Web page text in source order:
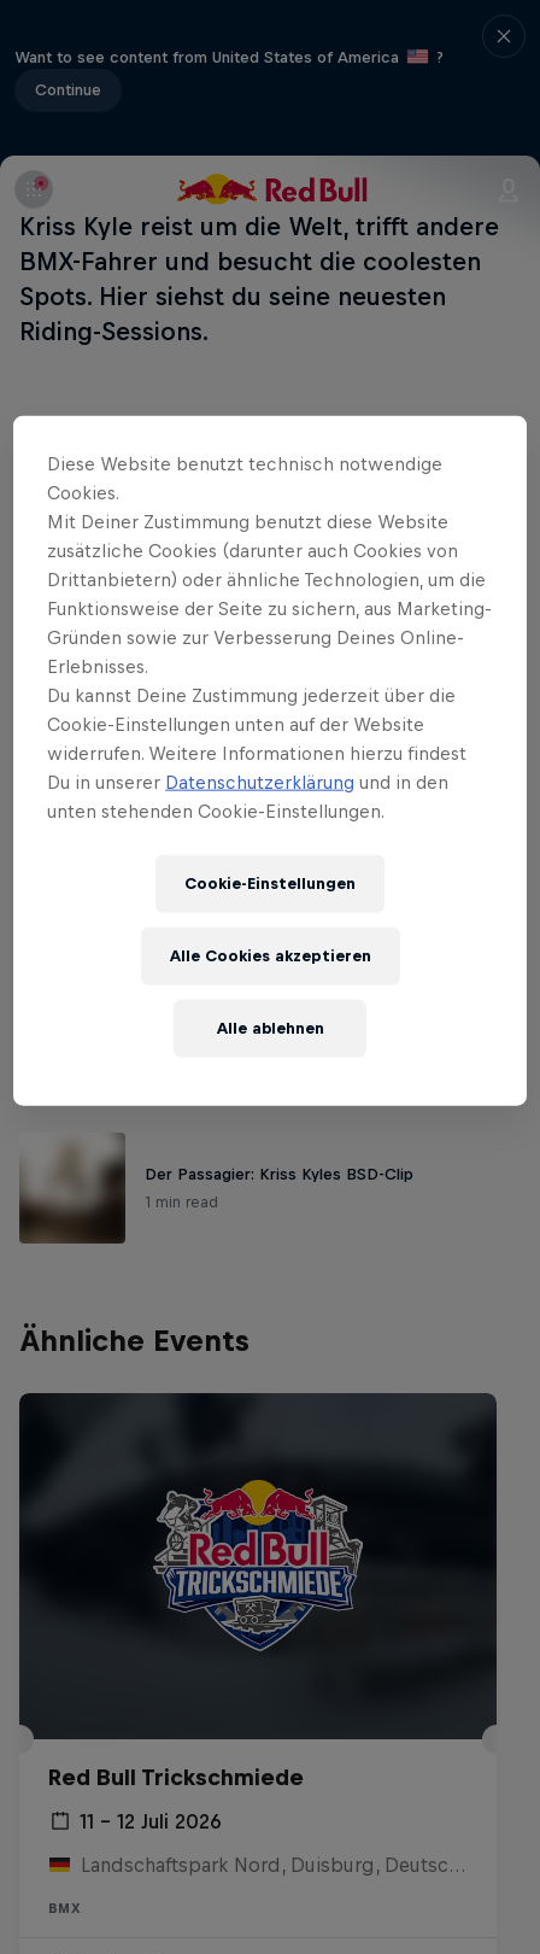
Want to see content from United States of America
?
Continue
Kriss Kyle reist um die Welt, trifft andere
BMX-Fahrer und besucht die coolesten
Spots. Hier siehst du seine neuesten
Riding-Sessions.
Kriss Kyle Riding Shotgun:
Der Passagier: Kriss Kyles BSD-Clip
1 min read
Ähnliche Events
Red Bull Trickschmiede
11 – 12 Juli 2026
BMX
Diese Website benutzt technisch notwendige
Cookies.
Mit Deiner Zustimmung benutzt diese Website
zusätzliche Cookies (darunter auch Cookies von
Drittanbietern) oder ähnliche Technologien, um die
Funktionsweise der Seite zu sichern, aus Marketing-
Gründen sowie zur Verbesserung Deines Online-
Erlebnisses.
Du kannst Deine Zustimmung jederzeit über die
Cookie-Einstellungen unten auf der Website
widerrufen. Weitere Informationen hierzu findest
Du in unserer Datenschutzerklärung und in den
unten stehenden Cookie-Einstellungen.
Cookie-Einstellungen
Alle ablehnen
Alle Cookies akzeptieren